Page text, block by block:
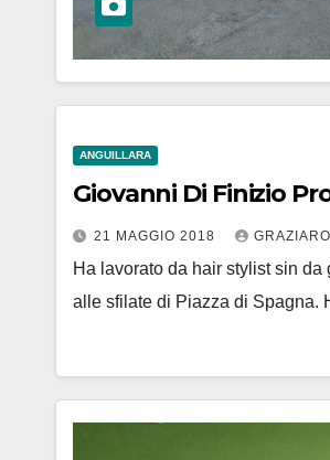
ANGUILLARA
Giovanni Di Finizio
21 MAGGIO 2018
Ha lavorato da hair stylist sin
alle sfilate di Piazza di Spagna.